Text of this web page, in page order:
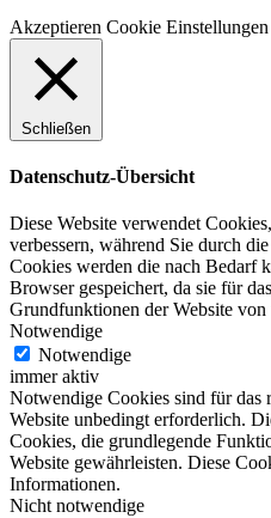
Akzeptieren Cookie Einstellungen
Schließen
Datenschutz-Übersicht
Diese Website verwendet
verbessern, während Sie durch
Cookies werden die nach Bedarf
Browser gespeichert, da sie für
Grundfunktionen der Website
Notwendige
Notwendige
immer aktiv
Notwendige Cookies sind für das
Website unbedingt erforderlich.
Cookies, die grundlegende
Website gewährleisten. Diese
Informationen.
Nicht notwendige